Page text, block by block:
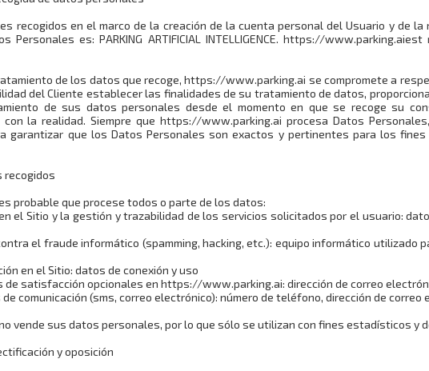
recogidos en el marco de la creación de la cuenta personal del Usuario y de
es: PARKING ARTIFICIAL INTELLIGENCE. https://
de los datos que recoge, https://www.parking.ai se compromete a
del Cliente establecer las finalidades de su tratamiento de datos,
de sus datos personales desde el momento en que se recoge su
la realidad. Siempre que https://www.parking.ai procesa Datos
garantizar que los Datos Personales son exactos y pertinentes para los
recogidos
probable que procese todos o parte de los datos:
el Sitio y la gestión y trazabilidad de los servicios solicitados por el usuario:
el fraude informático (spamming, hacking, etc.): equipo informático utilizado
en el Sitio: datos de conexión y uso
de satisfacción opcionales en https://www.parking.ai: dirección de correo
comunicación (sms, correo electrónico): número de teléfono, dirección de correo
vende sus datos personales, por lo que sólo se utilizan con fines estadísticos y
y oposición